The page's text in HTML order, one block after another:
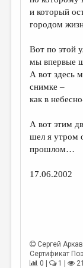
ОТДЕЛЫ И РУБРИКИ
ИЗБРАННОЕ
ДАЙДЖЕСТ
ПРОИЗВЕДЕНИЯ
ПЕРЕВОДЫ
КОНКУРСЫ
ДЕТСКАЯ
КНИЖНАЯ
КОЛОНКА
и который
городом
Вот по этой
мы впервые
А вот здесь
снимке –
как в
А вот этим
шел я утром
прошлом…
17.06.2002
Сергей
Сертификат
0 |
1 |